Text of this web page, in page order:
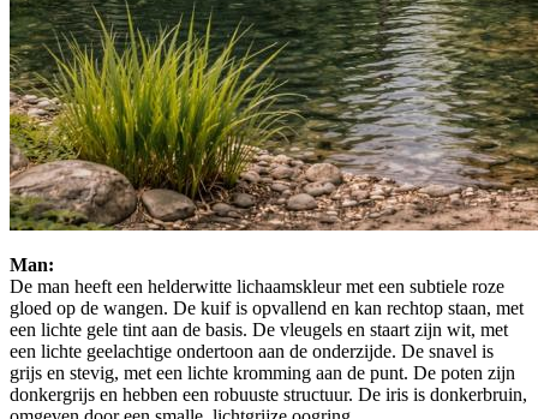
Man:
De man heeft een helderwitte lichaamskleur met een subtiele roze
gloed op de wangen. De kuif is opvallend en kan rechtop staan, met
een lichte gele tint aan de basis. De vleugels en staart zijn wit, met
een lichte geelachtige ondertoon aan de onderzijde. De snavel is
grijs en stevig, met een lichte kromming aan de punt. De poten zijn
donkergrijs en hebben een robuuste structuur. De iris is donkerbruin,